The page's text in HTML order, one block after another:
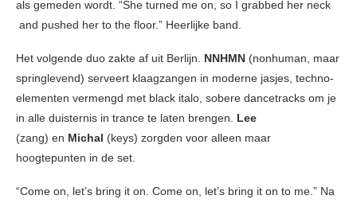
als gemeden wordt. “She turned me on, so I grabbed her neck
and pushed her to the floor.” Heerlijke band.
Het volgende duo zakte af uit Berlijn. NNHMN (nonhuman, maar
springlevend) serveert klaagzangen in moderne jasjes, techno-
elementen vermengd met black italo, sobere dancetracks om je
in alle duisternis in trance te laten brengen. Lee
(zang) en Michal (keys) zorgden voor alleen maar
hoogtepunten in de set.
“Come on, let’s bring it on. Come on, let’s bring it on to me.” Na